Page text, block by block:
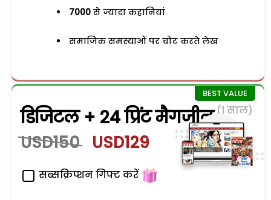
7000 से ज्यादा कहानियां
समाजिक समस्याओं पर चोट करते लेख
डिजिटल + 24 प्रिंट मैगजीन (1 साल)
USD150 USD129
सब्सक्रिप्शन गिफ्ट करें